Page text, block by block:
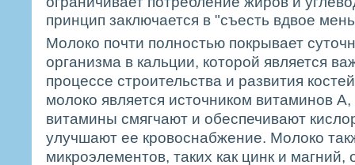
принцип заключается в "съесть вдвое
Молоко почти полностью покрывает
организма в кальции, которой является
процессе строительства и развития
молоко является источником витаминов
витамины смягчают и обеспечивают
улучшают ее кровоснабжение. Молоко
микроэлементов, таких как цинк и